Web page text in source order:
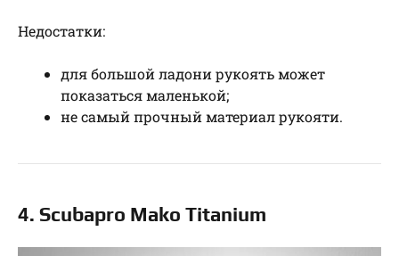
Недостатки:
для большой ладони рукоять может
показаться маленькой;
не самый прочный материал рукояти.
4. Scubapro Mako Titanium